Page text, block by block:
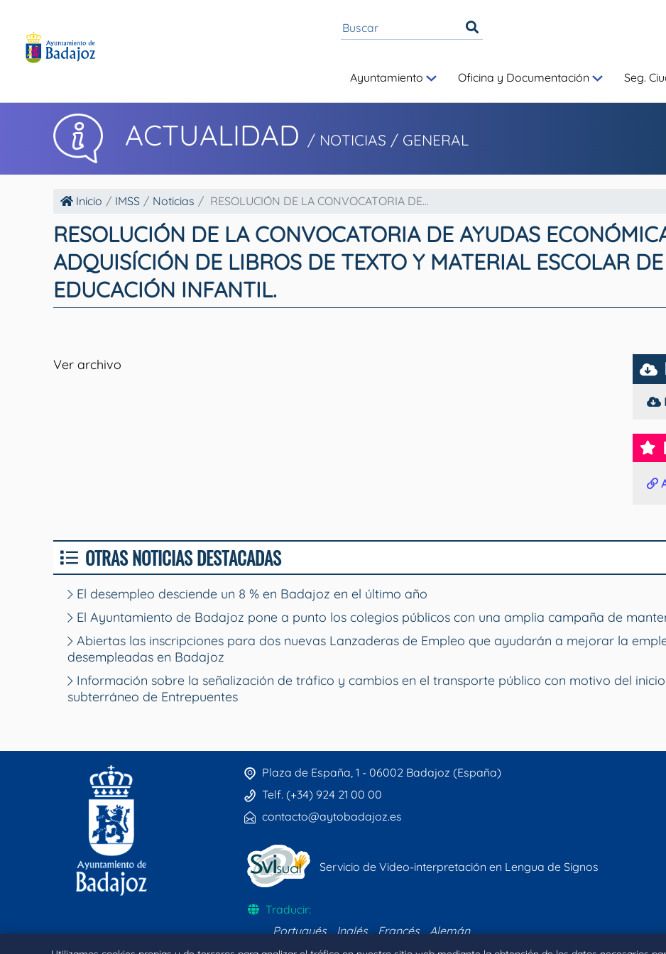
Ayuntamiento Oficina y Documentación Seg.
ACTUALIDAD / NOTICIAS / GENERAL
Inicio IMSS Noticias RESOLUCIÓN DE LA CONVOCATORIA DE...
RESOLUCIÓN DE LA CONVOCATORIA DE AYUDAS
ADQUISÍCIÓN DE LIBROS DE TEXTO Y MATERIAL ESCOLAR
EDUCACIÓN INFANTIL.
Ver archivo
OTRAS NOTICIAS DESTACADAS
El desempleo desciende un 8 % en Badajoz en el último año
El Ayuntamiento de Badajoz pone a punto los colegios públicos con una amplia campaña de
Abiertas las inscripciones para dos nuevas Lanzaderas de Empleo que ayudarán a mejorar la
desempleadas en Badajoz
Información sobre la señalización de tráfico y cambios en el transporte público con motivo del
subterráneo de Entrepuentes
Plaza de España, 1 - 06002 Badajoz (España)
Telf. (+34) 924 21 00 00
contacto@aytobadajoz.es
Servicio de Video-interpretación en Lengua de Signos
Traducir:
Portugués
Inglés Francés Alemán